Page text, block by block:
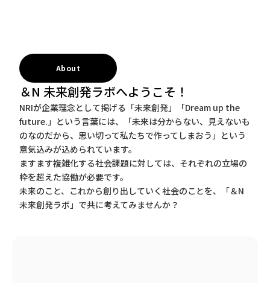
About
＆N 未来創発ラボへようこそ！
NRIが企業理念として掲げる「未来創発」「Dream up the
future.」という言葉には、「未来は分からない、見えないも
のなのだから、思い切って私たちで作ってしまおう」という
意気込みが込められています。
ますます複雑化する社会課題に対しては、それぞれの立場の
枠を超えた協働が必要です。
未来のこと、これから創り出していく社会のことを、「＆N
未来創発ラボ」で共に考えてみませんか？